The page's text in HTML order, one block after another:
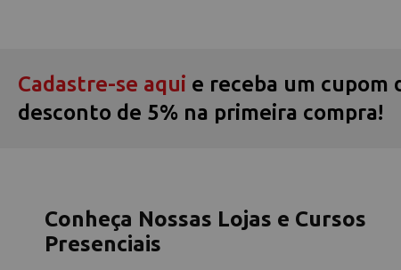
Cadastre-se aqui e receba um cupom
desconto de 5% na primeira compra!
Conheça Nossas Lojas e Cursos
Presenciais